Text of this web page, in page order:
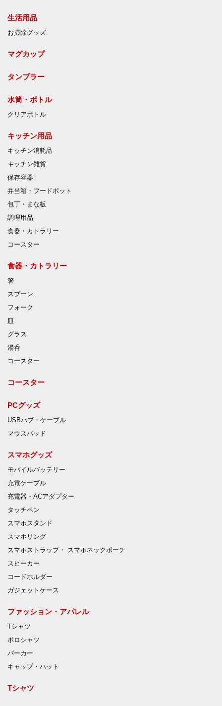
生活用品
お掃除グッズ
マグカップ
タンブラー
水筒・ボトル
クリアボトル
キッチン用品
キッチン消耗品
キッチン雑貨
保存容器
弁当箱・フードポット
包丁・まな板
調理用品
食器・カトラリー
コースター
食器・カトラリー
箸
スプーン
フォーク
グラス
湯呑
コースター
コースター
PCグッズ
USBハブ・ケーブル
マウスパッド
スマホグッズ
モバイルバッテリー
充電ケーブル
充電器・ACアダプター
タッチペン
スマホスタンド
スマホリング
スマホストラップ・ スマホネックポーチ
スピーカー
コードホルダー
ガジェットケース
ファッション・アパレル
Tシャツ
ポロシャツ
パーカー
キャップ・ハット
Tシャツ